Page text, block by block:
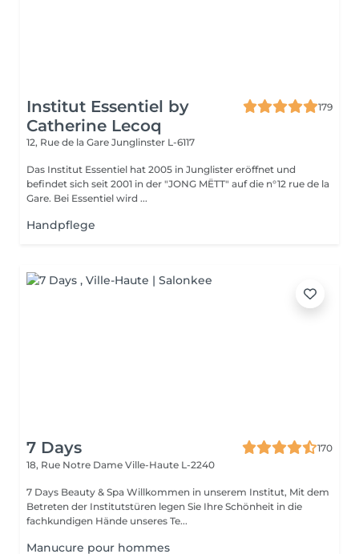
Institut Essentiel by
Catherine Lecoq
179
12, Rue de la Gare Junglinster L-6117
Das Institut Essentiel hat 2005 in Junglister eröffnet und
befindet sich seit 2001 in der "JONG MËTT" auf die n°12 rue de la
Gare. Bei Essentiel wird ...
Handpflege
7 Days
170
18, Rue Notre Dame Ville-Haute L-2240
7 Days Beauty & Spa Willkommen in unserem Institut, Mit dem
Betreten der Institutstüren legen Sie Ihre Schönheit in die
fachkundigen Hände unseres Te...
Manucure pour hommes